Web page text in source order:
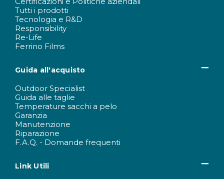
Tutti i prodotti
Tecnologia e R&D
Responsibility
Re-Life
Ferrino Films
Guida all'acquisto
Outdoor Specialist
Guida alle taglie
Temperature sacchi a pelo
Garanzia
Manutenzione
Riparazione
F.A.Q. - Domande frequenti
Link Utili